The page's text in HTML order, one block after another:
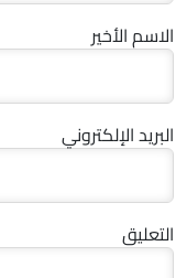
الاسم الأخير
البريد الإلكتروني
التعليق